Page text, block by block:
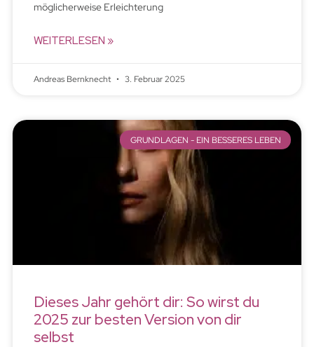
möglicherweise Erleichterung
WEITERLESEN »
Andreas Bernknecht 3. Februar 2025
GRUNDLAGEN - EIN BESSERES LEBEN
Dieses Jahr gehört dir: So wirst du
2025 zur besten Version von dir
selbst